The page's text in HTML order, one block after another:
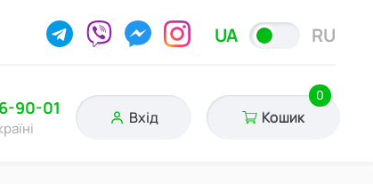
UA RU
90-01 Вхід Кошик
0